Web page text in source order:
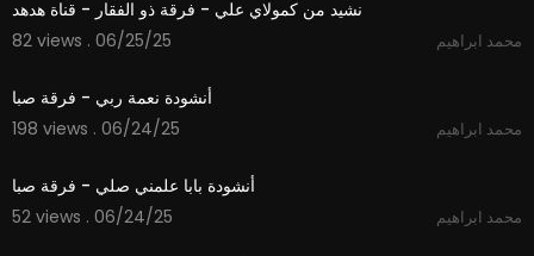
نشيد من كمولاي علي - فرقة ذو الفقار - قناة هدهد
82 views . 06/25/25
محمد ابراهيم
أنشودة نعمة ربي - فرقة صبا
198 views . 06/24/25
محمد ابراهيم
أنشودة بابا علمني صلي - فرقة صبا
52 views . 06/24/25
محمد ابراهيم